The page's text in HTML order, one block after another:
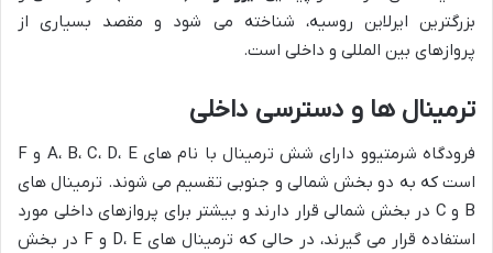
بزرگترین ایرلاین روسیه، شناخته می شود و مقصد بسیاری از
پروازهای بین المللی و داخلی است.
ترمینال ها و دسترسی داخلی
فرودگاه شرمتیوو دارای شش ترمینال با نام های A، B، C، D، E و F
است که به دو بخش شمالی و جنوبی تقسیم می شوند. ترمینال های
B و C در بخش شمالی قرار دارند و بیشتر برای پروازهای داخلی مورد
استفاده قرار می گیرند، در حالی که ترمینال های D، E و F در بخش